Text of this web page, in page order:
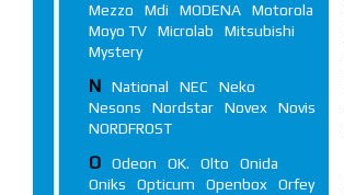
Mezzo
Mdi MODENA
Motorola
Moyo TV
Microlab
Mitsubishi
Mystery
N National NEC
Neko
Nesons
Nordstar Novex
Novis
NORDFROST
O Odeon OK. Olto
Onida
Oniks
Opticum Openbox
Orfey